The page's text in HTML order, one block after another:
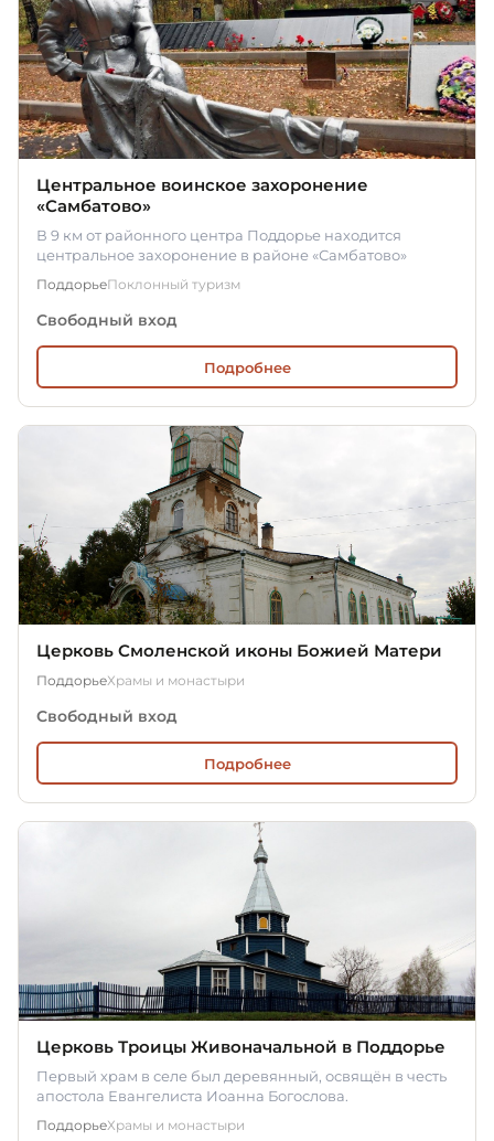
Центральное воинское захоронение
«Самбатово»
В 9 км от районного центра Поддорье находится
центральное захоронение в районе «Самбатово»
ПоддорьеПоклонный туризм
Свободный вход
Подробнее
Церковь Смоленской иконы Божией Матери
ПоддорьеХрамы и монастыри
Свободный вход
Подробнее
Церковь Троицы Живоначальной в Поддорье
Первый храм в селе был деревянный, освящён в честь
апостола Евангелиста Иоанна Богослова.
ПоддорьеХрамы и монастыри